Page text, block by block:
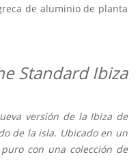
de aluminio de planta
Standard Ibiza
versión de la Ibiza de
de la isla. Ubicado en un
con una colección de